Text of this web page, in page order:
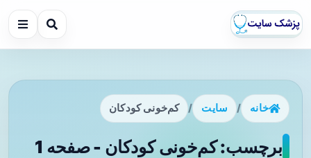
خانه / سایت / کم‌خونی کودکان
برچسب: کم‌خونی کودکان - صفحه 1